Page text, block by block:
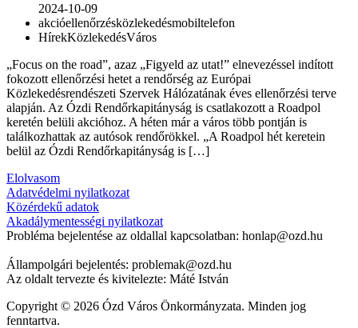
2024-10-09
akcióellenőrzésközlekedésmobiltelefon
HírekKözlekedésVáros
„Focus on the road”, azaz „Figyeld az utat!” elnevezéssel indított
fokozott ellenőrzési hetet a rendőrség az Európai
Közlekedésrendészeti Szervek Hálózatának éves ellenőrzési terve
alapján. Az Ózdi Rendőrkapitányság is csatlakozott a Roadpol
keretén belüli akcióhoz. A héten már a város több pontján is
találkozhattak az autósok rendőrökkel. „A Roadpol hét keretein
belül az Ózdi Rendőrkapitányság is […]
Elolvasom
Adatvédelmi nyilatkozat
Közérdekű adatok
Akadálymentességi nyilatkozat
Probléma bejelentése az oldallal kapcsolatban: honlap@ozd.hu
Állampolgári bejelentés: problemak@ozd.hu
Az oldalt tervezte és kivitelezte: Máté István
Copyright © 2026 Ózd Város Önkormányzata. Minden jog
fenntartva.